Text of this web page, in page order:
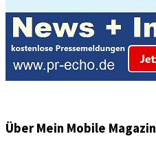
Über Mein Mobile Magazin